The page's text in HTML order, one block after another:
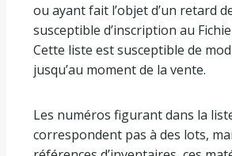
ou ayant fait l’objet d’un retard
susceptible d’inscription au
Cette liste est susceptible de
jusqu’au moment de la vente.
Les numéros figurant dans la
correspondent pas à des lots,